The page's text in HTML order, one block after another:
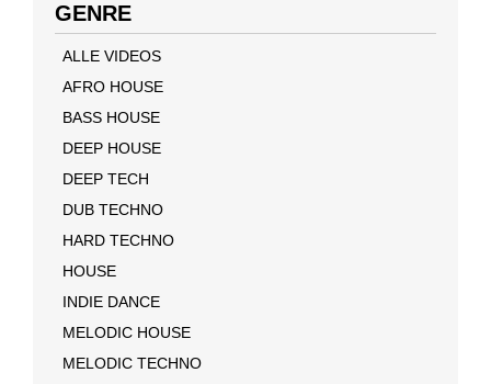
GENRE
ALLE VIDEOS
AFRO HOUSE
BASS HOUSE
DEEP HOUSE
DEEP TECH
DUB TECHNO
HARD TECHNO
HOUSE
INDIE DANCE
MELODIC HOUSE
MELODIC TECHNO